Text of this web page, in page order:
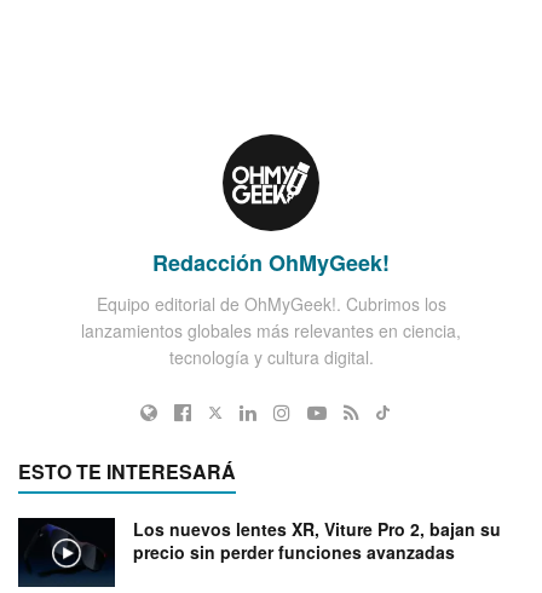
Redacción OhMyGeek!
Equipo editorial de OhMyGeek!. Cubrimos los
lanzamientos globales más relevantes en ciencia,
tecnología y cultura digital.
ESTO TE INTERESARÁ
Los nuevos lentes XR, Viture Pro 2, bajan su
precio sin perder funciones avanzadas